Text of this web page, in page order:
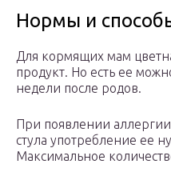
Нормы и
Для кормящих мам
продукт. Но есть ее
недели после родов.
При появлении
стула употребление ее
Максимальное